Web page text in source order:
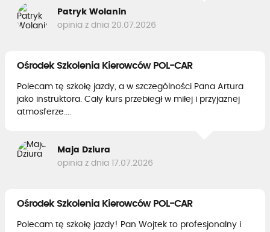
Patryk Wolanin
opinia z dnia 20.07.2026
Ośrodek Szkolenia Kierowców POL-CAR
Polecam tę szkołę jazdy, a w szczególności Pana Artura
jako instruktora. Cały kurs przebiegł w miłej i przyjaznej
atmosferze....
Maja Dziura
opinia z dnia 17.07.2026
Ośrodek Szkolenia Kierowców POL-CAR
Polecam tę szkołę jazdy! Pan Wojtek to profesjonalny i